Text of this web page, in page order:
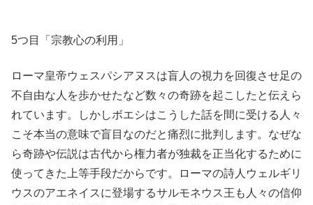
5つ目「宗教心の利用」
ローマ皇帝ウェスパシアヌスは盲人の視力を回復させ足の
不自由な人を歩かせたなど数々の奇跡を起こしたと伝えら
れています。しかしボエシはこうした話を間に受ける人々
こそ本当の意味で盲目なのだと痛烈に批判します。なぜな
ら奇跡や伝説は古代から権力者が独裁を正当化するために
使ってきた上等手段だからです。ローマの詩人ウェルギリ
ウスのアエネイスに登場するサルモネウス王も人々の信仰